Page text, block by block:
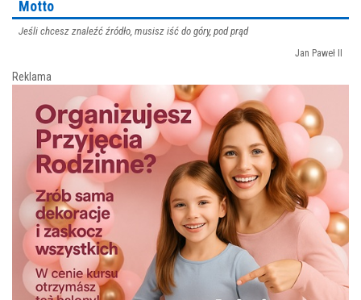
Motto
Jeśli chcesz znaleźć źródło, musisz iść do góry, pod prąd
Jan Paweł II
Reklama